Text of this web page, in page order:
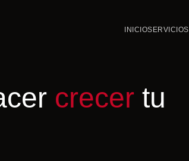
INICIOSERVICIOS
crecer tu